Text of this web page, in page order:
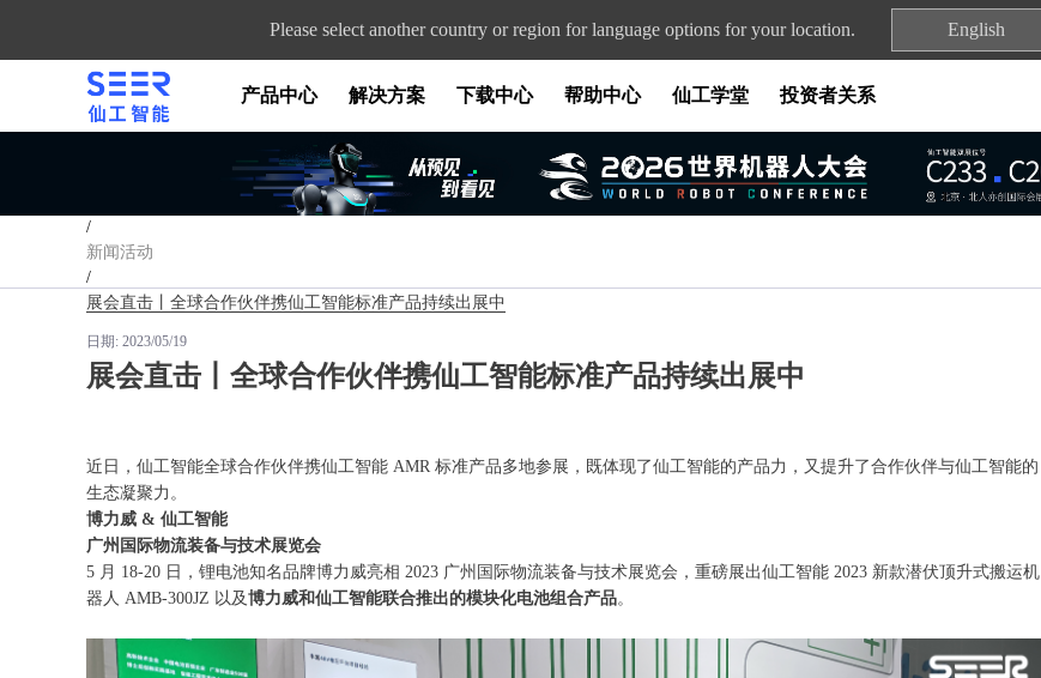
Please select another country or region for language options for your location. English
产品中心 解决方案 下载中心 帮助中心 仙工学堂 投资者关系
/
新闻活动
/
展会直击丨全球合作伙伴携仙工智能标准产品持续出展中
日期: 2023/05/19
展会直击丨全球合作伙伴携仙工智能标准产品持续出展中
近日，仙工智能全球合作伙伴携仙工智能 AMR 标准产品多地参展，既体现了仙工智能的产品力，又提升了合作伙伴与仙工智能的
生态凝聚力。
博力威 & 仙工智能
广州国际物流装备与技术展览会
5 月 18-20 日，锂电池知名品牌博力威亮相 2023 广州国际物流装备与技术展览会，重磅展出仙工智能 2023 新款潜伏顶升式搬运机
器人 AMB-300JZ 以及博力威和仙工智能联合推出的模块化电池组合产品。